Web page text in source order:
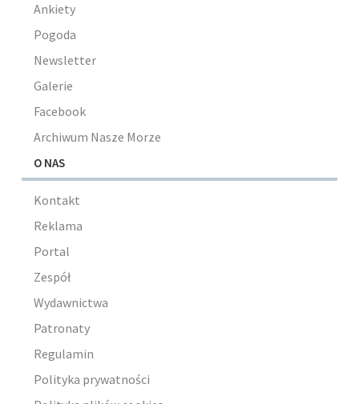
Ankiety
Pogoda
Newsletter
Galerie
Facebook
Archiwum Nasze Morze
O NAS
Kontakt
Reklama
Portal
Zespół
Wydawnictwa
Patronaty
Regulamin
Polityka prywatności